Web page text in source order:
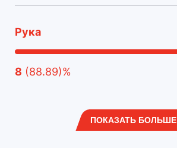
Рука
8 (88.89)%
ПОКАЗАТЬ БОЛЬШЕ